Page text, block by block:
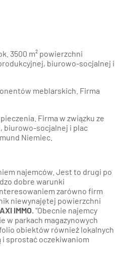
3500 m² powierzchni
biurowo-socjalnej i
meblarskich. Firma
Firma w związku ze
biurowo-socjalnej i plac
Niemiec.
najemców. Jest to drugi po
dobre warunki
zarówno firm
niewynajętej powierzchni
AXI IMMO. “Obecnie najemcy
w parkach magazynowych
obiektów również lokalnych
i sprostać oczekiwaniom